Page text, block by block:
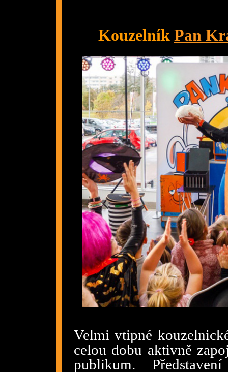
Kouzelník Pan
Velmi vtipné
celou dobu aktivně
publikum.